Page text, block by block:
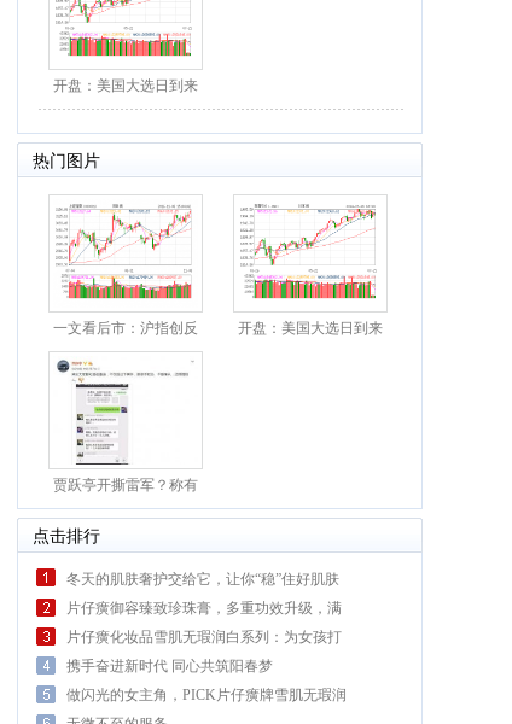
开盘：美国大选日到来
热门图片
一文看后市：沪指创反
开盘：美国大选日到来
贾跃亭开撕雷军？称有
人下
点击排行
冬天的肌肤奢护交给它，让你“稳”住好肌肤
片仔癀御容臻致珍珠膏，多重功效升级，满
满的肌肤
片仔癀化妆品雪肌无瑕润白系列：为女孩打
光，绽放
携手奋进新时代 同心共筑阳春梦
做闪光的女主角，PICK片仔癀牌雪肌无瑕润